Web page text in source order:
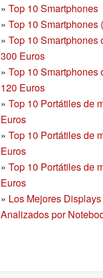
» Top 10 Smartphones
» Top 10 Smartphones
» Top 10 Smartphones
300 Euros
» Top 10 Smartphones
120 Euros
» Top 10 Portátiles de
Euros
» Top 10 Portátiles de
Euros
» Top 10 Portátiles de
Euros
» Los Mejores
Analizados por